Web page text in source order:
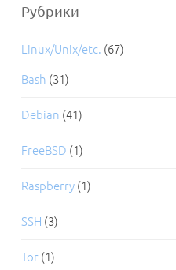
Рубрики
Linux/Unix/etc. (67)
Bash (31)
Debian (41)
FreeBSD (1)
Raspberry (1)
SSH (3)
Tor (1)